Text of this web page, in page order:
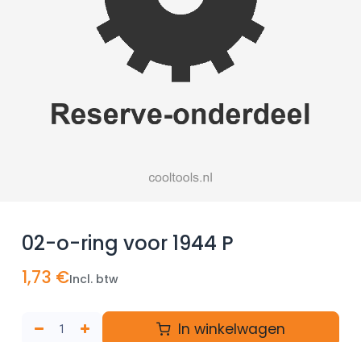
02-o-ring voor 1944 P
1,73 €Incl. btw
In winkelwagen